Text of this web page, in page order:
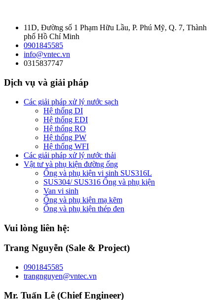
11D, Đường số 1 Phạm Hữu Lầu, P. Phú Mỹ, Q. 7, Thành
phố Hồ Chí Minh
0901845585
info@vntec.vn
0315837747
Dịch vụ và giải pháp
Các giải pháp xử lý nước sạch
Hệ thống DI
Hệ thống EDI
Hệ thống RO
Hệ thống PW
Hệ thống WFI
Các giải pháp xử lý nước thải
Vật tư và phụ kiện đường ống
Ống và phụ kiện vi sinh SUS316L
SUS304/ SUS316 Ống và phụ kiện
Van vi sinh
Ống và phụ kiện mạ kẽm
Ống và phụ kiện thép đen
Vui lòng liên hệ:
Trang Nguyễn (Sale & Project)
0901845585
trangnguyen@vntec.vn
Mr. Tuấn Lê (Chief Engineer)